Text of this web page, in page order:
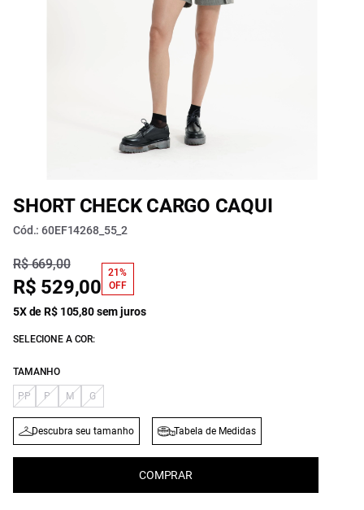
SHORT CHECK CARGO CAQUI
Cód.: 60EF14268_55_2
R$ 669,00
R$ 529,00
21%
OFF
5X de R$ 105,80 sem juros
SELECIONE A COR:
TAMANHO
PP P M G
Descubra seu tamanho Tabela de Medidas
COMPRAR